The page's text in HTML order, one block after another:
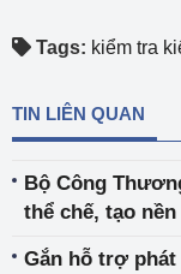
Tags: kiểm tra
TIN LIÊN QUAN
Bộ Công
thể chế, tạo
Gắn hỗ trợ